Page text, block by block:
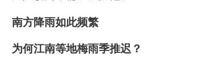
南方降雨如此频繁
为何江南等地梅雨季推迟？